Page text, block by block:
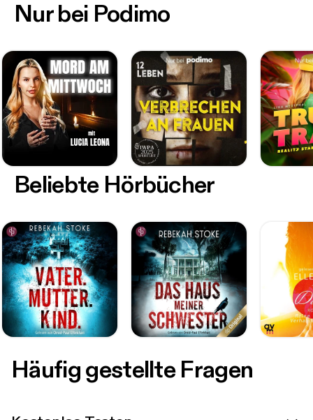
Nur bei Podimo
Beliebte Hörbücher
Häufig gestellte Fragen